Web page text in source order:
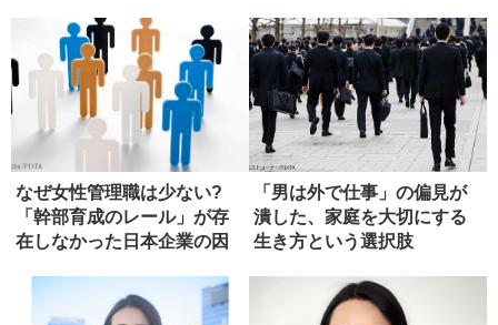
なぜ女性管理職は少ない?
「幹部育成のレール」が存
在しなかった日本企業の因
「男は外で仕事」の偏見が
潰した、家庭を大切にする
生き方という選択肢